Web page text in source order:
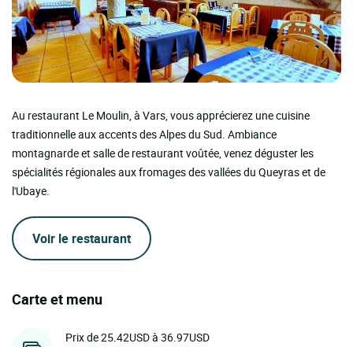
Au restaurant Le Moulin, à Vars, vous apprécierez une cuisine
traditionnelle aux accents des Alpes du Sud. Ambiance
montagnarde et salle de restaurant voûtée, venez déguster les
spécialités régionales aux fromages des vallées du Queyras et de
l'Ubaye.
Voir le restaurant
Carte et menu
Prix de 25.42USD à 36.97USD